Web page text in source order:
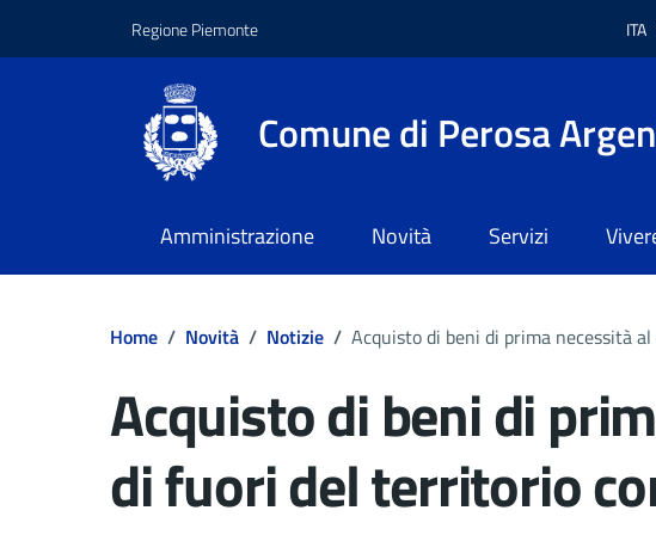
Regione Piemonte ITA
Comune di Perosa
Amministrazione Novità Servizi
Home / Novità / Notizie / Acquisto di beni di prima necessità
Acquisto di beni di
di fuori del territorio